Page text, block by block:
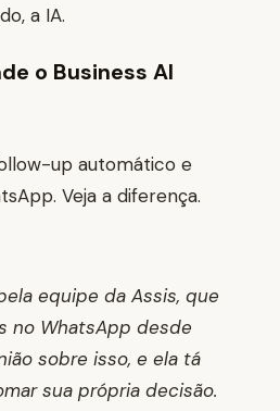
a IA.
o Business AI
up automático e
Veja a diferença.
equipe da Assis, que
no WhatsApp desde
sobre isso, e ela tá
sua própria decisão.